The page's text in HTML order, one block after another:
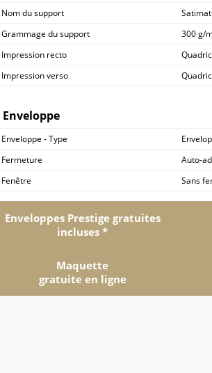
Nom du support
Satimat
Grammage du support
300 g/
Impression recto
Impression verso
Enveloppe
Enveloppe - Type
Fermeture
Auto-
Fenêtre
Sans
Enveloppes Prestige gratuites
incluses *
Maquette
gratuite en ligne